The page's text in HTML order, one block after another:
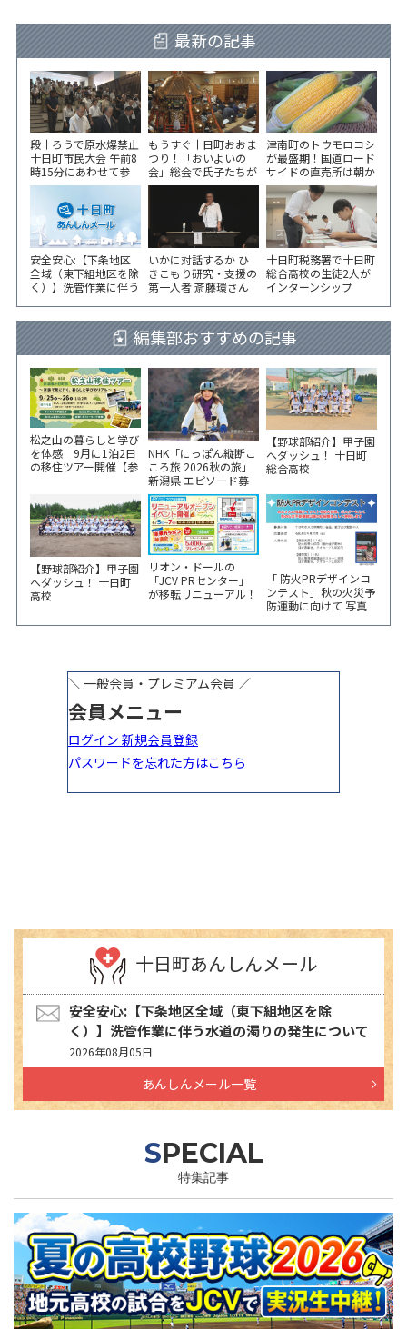
最新の記事
段十ろうで原水爆禁止
十日町市民大会 午前8
時15分にあわせて参
加者が黙とう
もうすぐ十日町おおま
つり！「おいよいの
会」総会で氏子たちが
一致団結！
津南町のトウモロコシ
が最盛期！国道ロード
サイドの直売所は朝か
ら長い列！
安全安心:【下条地区
全域（東下組地区を除
く）】洗管作業に伴う
いかに対話するか ひ
きこもり研究・支援の
第一人者 斎藤環さん
十日町税務署で十日町
総合高校の生徒2人が
インターンシップ
編集部おすすめの記事
松之山の暮らしと学び
を体感 9月に1泊2日
の移住ツアー開催【参
NHK「にっぽん縦断こ
ころ旅 2026秋の旅」
新潟県 エピソード募
集中！
【野球部紹介】甲子園
へダッシュ！ 十日町
総合高校
【野球部紹介】甲子園
へダッシュ！ 十日町
高校
リオン・ドールの
「JCV PRセンター」
が移転リニューアル！
「 防火PRデザインコ
ンテスト」秋の火災予
防運動に向けて 写真
十日町あんしんメール
安全安心:【下条地区全域（東下組地区を除
く）】洗管作業に伴う水道の濁りの発生について
2026年08月05日
あんしんメール一覧
SPECIAL
特集記事